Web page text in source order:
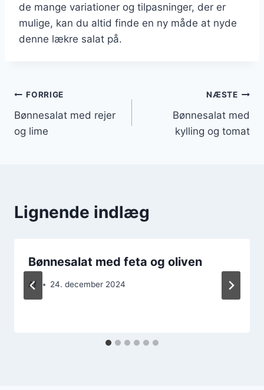
de mange variationer og tilpasninger, der er
mulige, kan du altid finde en ny måde at nyde
denne lækre salat på.
Indlægsnavigation
FORRIGE
Bønnesalat med rejer
og lime
NÆSTE
Bønnesalat med
kylling og tomat
Lignende indlæg
Bønnesalat med feta og oliven
Af 24. december 2024